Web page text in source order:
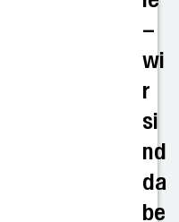
–
wi
r
si
nd
da
be